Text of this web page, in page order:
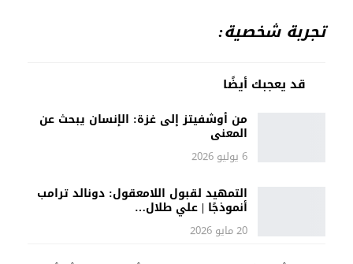
تجربة شخصية:
قد يعجبك أيضًا
من أوشفيتز إلى غزة: الإنسان يبحث عن
المعنى
6 يوليو 2026
التمهيد لقبول اللامعقول: دونالد ترامب
أنموذجًا | علي طلال…
20 مايو 2026